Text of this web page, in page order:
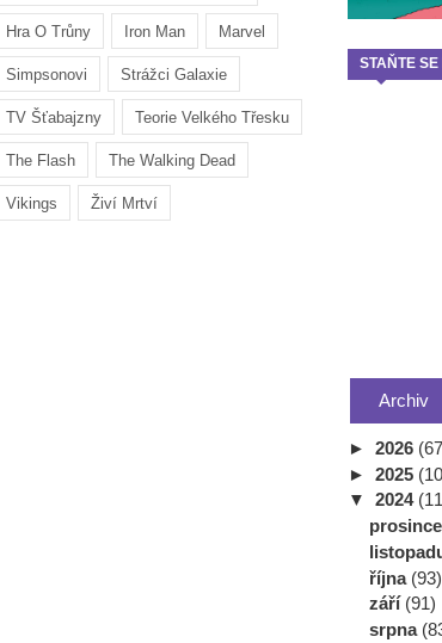
Hra O Trůny Iron Man Marvel
Simpsonovi Strážci Galaxie
TV Šťabajzny Teorie Velkého Třesku
The Flash The Walking Dead
Vikings Živí Mrtví
STAŇTE
Archiv
► 2026
► 2025
▼ 2024
prosince
října (93)
září (91)
srpna